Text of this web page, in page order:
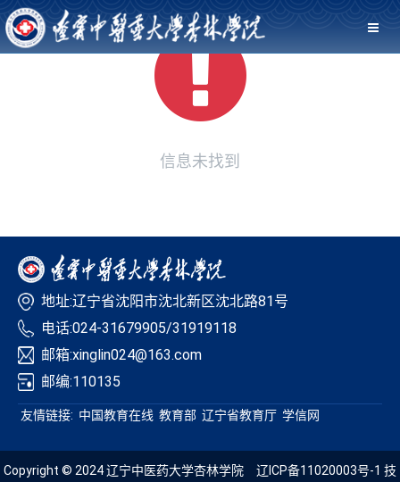
信息未找到
地址:辽宁省沈阳市沈北新区沈北路81号
电话:024-31679905/31919118
邮箱:xinglin024@163.com
邮编:110135
友情链接: 中国教育在线 教育部 辽宁省教育厅 学信网
Copyright © 2024 辽宁中医药大学杏林学院 辽ICP备11020003号-1 技